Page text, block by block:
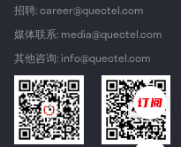
招聘: career@quectel.com
媒体联系: media@quectel.com
其他咨询: info@quectel.com